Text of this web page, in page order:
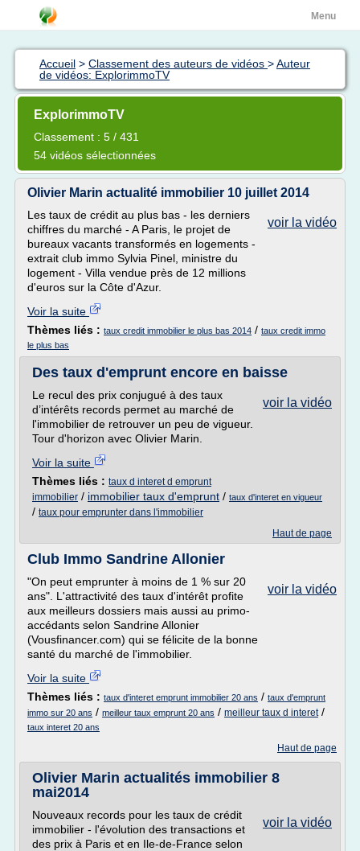
Menu
Accueil > Classement des auteurs de vidéos >Auteur
de vidéos: ExplorimmoTV
ExplorimmoTV
Classement : 5 / 431
54 vidéos sélectionnées
Olivier Marin actualité immobilier 10 juillet 2014
voir la vidéo
Les taux de crédit au plus bas - les derniers
chiffres du marché - A Paris, le projet de
bureaux vacants transformés en logements -
extrait club immo Sylvia Pinel, ministre du
logement - Villa vendue près de 12 millions
d'euros sur la Côte d'Azur.
Voir la suite
Thèmes liés : taux credit immobilier le plus bas 2014 / taux credit immo
le plus bas
Des taux d'emprunt encore en baisse
voir la vidéo
Le recul des prix conjugué à des taux
d’intérêts records permet au marché de
l'immobilier de retrouver un peu de vigueur.
Tour d'horizon avec Olivier Marin.
Voir la suite
Thèmes liés : taux d interet d emprunt
immobilier / immobilier taux d'emprunt / taux d'interet en vigueur
/ taux pour emprunter dans l'immobilier
Haut de page
Club Immo Sandrine Allonier
voir la vidéo
"On peut emprunter à moins de 1 % sur 20
ans". L'attractivité des taux d'intérêt profite
aux meilleurs dossiers mais aussi au primo-
accédants selon Sandrine Allonier
(Vousfinancer.com) qui se félicite de la bonne
santé du marché de l'immobilier.
Voir la suite
Thèmes liés : taux d'interet emprunt immobilier 20 ans / taux d'emprunt
immo sur 20 ans / meilleur taux emprunt 20 ans / meilleur taux d interet/
taux interet 20 ans
Haut de page
Olivier Marin actualités immobilier 8
mai2014
voir la vidéo
Nouveaux records pour les taux de crédit
immobilier - l'évolution des transactions et
des prix à Paris et en Ile-de-France selon